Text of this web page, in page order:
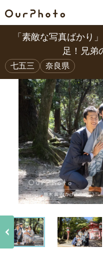
「素敵な写真ばかり
足！兄弟
七五三 奈良県